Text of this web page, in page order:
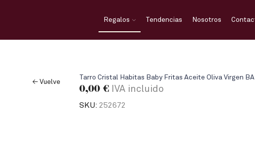
Regalos Tendencias Nosotros
← Vuelve
Tarro Cristal Habitas Baby Fritas Aceite Oliva Virgen
0,00 €IVA incluido
SKU: 252672